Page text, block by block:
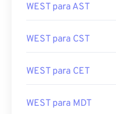
WEST para AST
WEST para CST
WEST para CET
WEST para MDT